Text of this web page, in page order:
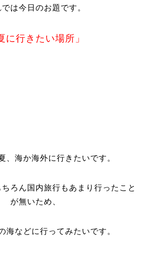
では今日のお題です。
に行きたい場所」
、海か海外に行きたいです。
ろん国内旅行もあまり行ったこと
が無いため、
海などに行ってみたいです。